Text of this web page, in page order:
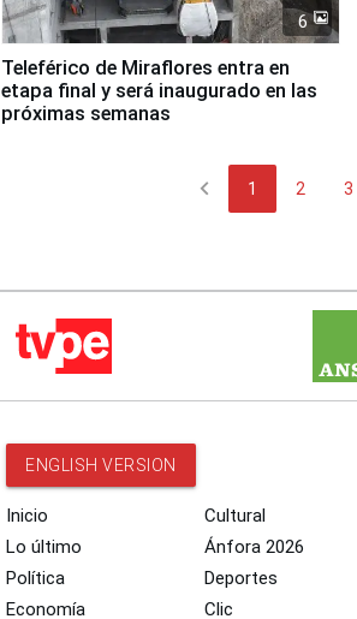
6
Teleférico de Miraflores entra en
etapa final y será inaugurado en las
próximas semanas
chevron_left 1 2 3
ENGLISH VERSION
Inicio
Lo último
Política
Economía
Cultural
Ánfora 2026
Deportes
Clic